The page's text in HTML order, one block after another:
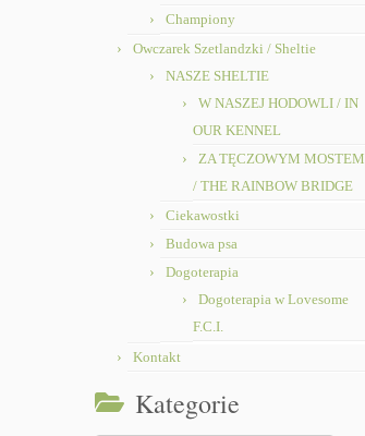
Championy
Owczarek Szetlandzki / Sheltie
NASZE SHELTIE
W NASZEJ HODOWLI / IN
OUR KENNEL
ZA TĘCZOWYM MOSTEM
/ THE RAINBOW BRIDGE
Ciekawostki
Budowa psa
Dogoterapia
Dogoterapia w Lovesome
F.C.I.
Kontakt
Kategorie